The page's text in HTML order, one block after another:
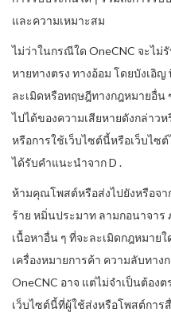
และความเหมาะสม
ไม่ว่าในกรณีใด OneCNC จะไม่
หายทางตรง ทางอ้อม โดยบังเอิญ
ละเมิดหรือทฤษฎีทางกฎหมายอื่น
ไปได้ของความเสียหายดังกล่าว
หรือการใช้เว็บไซต์นี้หรือเว็บไซ
ได้รับคำแนะนำจาก D .
ห้ามคุณโพสต์หรือส่งไปยังหรือจ
ร้าย หมิ่นประมาท ลามกอนาจา
เนื้อหาอื่น ๆ ที่จะละเมิดกฎหมาย
เครื่องหมายการค้า ความลับทา
OneCNC อาจ แต่ไม่จำเป็นต้อง
เว็บไซต์นี้ที่ผู้ใช้ส่งหรือโพสต์การ